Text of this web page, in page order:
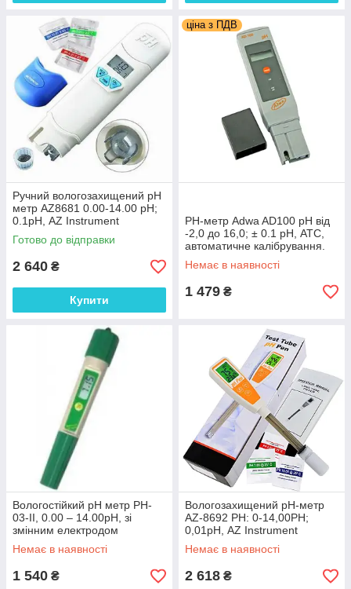
Ручний вологозахищений pH
метр AZ8681 0.00-14.00 рН;
0.1рН, AZ Instrument
Готово до відправки
2 640 ₴
Купити
ціна з ПДВ
РН-метр Adwa AD100 рН від
-2,0 до 16,0; ± 0.1 pH, АТС,
автоматичне калібрування.
Угорщина
Немає в наявності
1 479 ₴
Вологостійкий pH метр PH-
03-II, 0.00 – 14.00рН, зі
змінним електродом
Немає в наявності
1 540 ₴
Вологозахищений pH-метр
AZ-8692 PH: 0-14,00PH;
0,01рН, AZ Instrument
Немає в наявності
2 618 ₴